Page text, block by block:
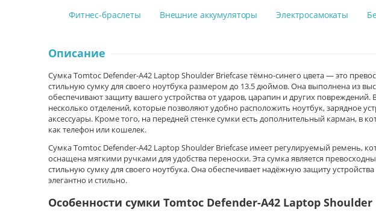
Фитнес-браслеты Внешние аккумуляторы Электросамокаты
Описание
Сумка Tomtoc Defender-A42 Laptop Shoulder Briefcase тёмно-синего цвета — это
стильную сумку для своего ноутбука размером до 13.5 дюймов. Она выполнена из
обеспечивают защиту вашего устройства от ударов, царапин и других повреждений.
несколько отделений, которые позволяют удобно расположить ноутбук, зарядное
аксессуары. Кроме того, на передней стенке сумки есть дополнительный карман, в
как телефон или кошелек.
Сумка Tomtoc Defender-A42 Laptop Shoulder Briefcase имеет регулируемый ремень,
оснащена мягкими ручками для удобства переноски. Эта сумка является
стильную сумку для своего ноутбука. Она обеспечивает надёжную защиту
элегантно и стильно.
Особенности сумки Tomtoc Defender-A42 Laptop Shoulder